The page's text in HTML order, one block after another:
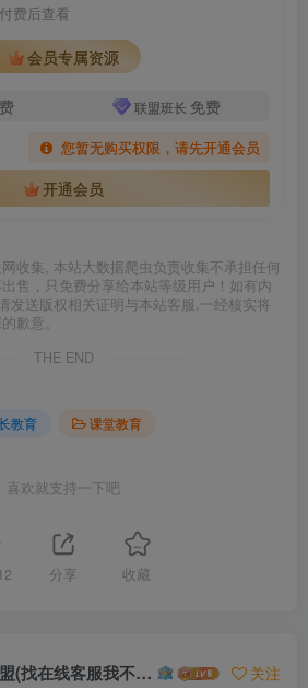
费后查看
会员专属资源
联盟班长 免费
您暂无购买权限，请先开通会员
开通会员
收集, 本站大数据爬虫负责收集不承担任何
售，只免费分享给本站等级用户！如有内
发送版权相关证明与本站客服,一经核实将
歉意。
THE END
教育 课堂教育
喜欢就支持一下吧
12 分享 收藏
自学联盟(找在线客服我不回信息的) 关注